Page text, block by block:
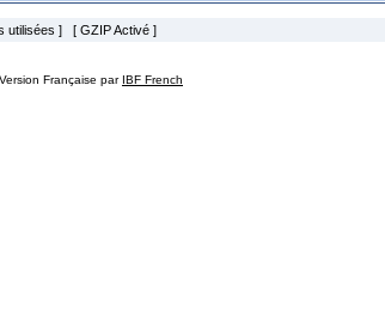
utilisées ] [ GZIP Activé ]
Version Française par IBF French